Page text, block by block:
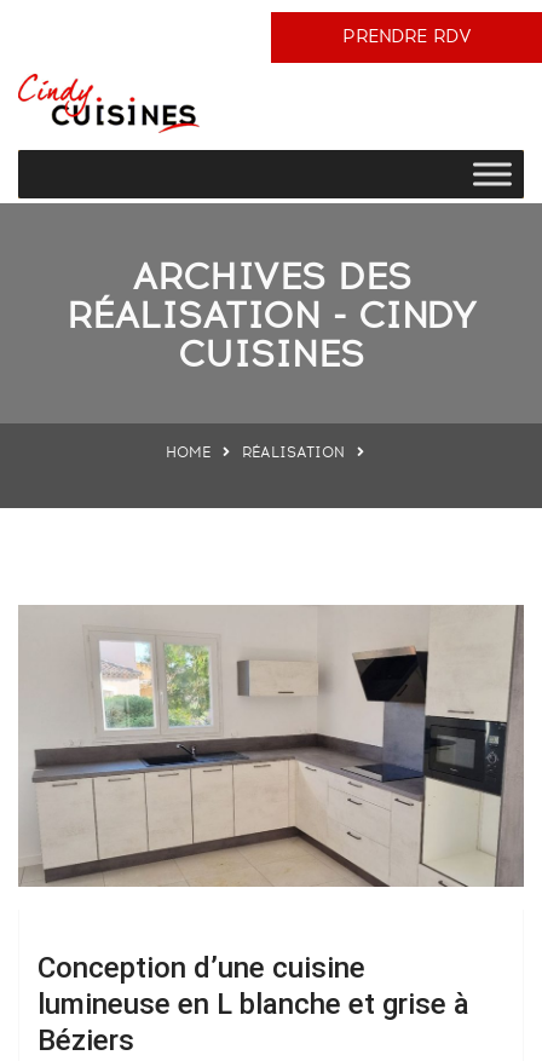
PRENDRE RDV
ARCHIVES DES
RÉALISATION - CINDY
CUISINES
HOME RÉALISATION
Conception d’une cuisine
lumineuse en L blanche et grise à
Béziers